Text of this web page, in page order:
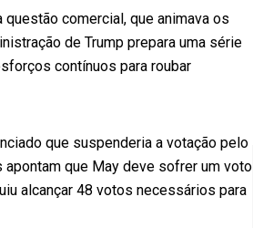
comercial, que animava os
de Trump prepara uma série
contínuos para roubar
que suspenderia a votação pelo
que May deve sofrer um voto
alcançar 48 votos necessários para